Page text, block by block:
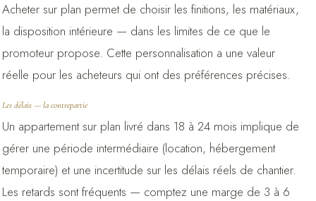
Acheter sur plan permet de choisir les finitions, les matériaux,
la disposition intérieure — dans les limites de ce que le
promoteur propose. Cette personnalisation a une valeur
réelle pour les acheteurs qui ont des préférences précises.
Les délais — la contrepartie
Un appartement sur plan livré dans 18 à 24 mois implique de
gérer une période intermédiaire (location, hébergement
temporaire) et une incertitude sur les délais réels de chantier.
Les retards sont fréquents — comptez une marge de 3 à 6